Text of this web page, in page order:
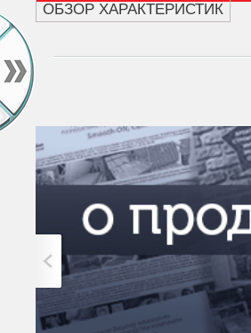
ОБЗОР ХАРАКТЕРИСТИК